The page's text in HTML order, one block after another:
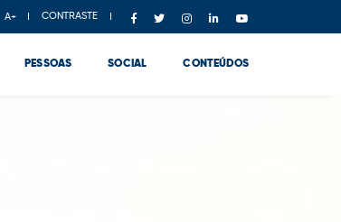
A+ CONTRASTE
PESSOAS SOCIAL CONTEÚDOS